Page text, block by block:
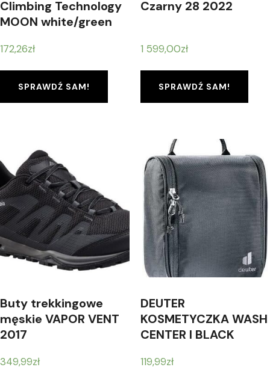
Climbing Technology
MOON white/green
172,26zł
SPRAWDŹ SAM!
Czarny 28 2022
1 599,00zł
SPRAWDŹ SAM!
Buty trekkingowe
męskie VAPOR VENT
2017
349,99zł
DEUTER
KOSMETYCZKA WASH
CENTER I BLACK
119,99zł